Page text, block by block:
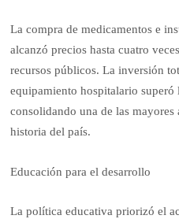
La compra de medicamentos e
alcanzó precios hasta cuatro
recursos públicos. La inversión
equipamiento hospitalario
consolidando una de las
historia del país.
Educación para el desarrollo
La política educativa priorizó el